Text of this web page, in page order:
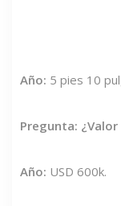
Año: 5 pies 10
Pregunta:
Año: USD 600k.